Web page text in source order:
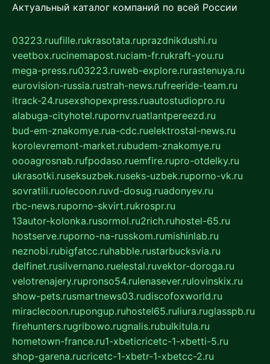
Актуальный каталог компаний по всей России
03223.ruufille.rukrasotata.ruprazdnikdushi.ru
veetbox.rucinemapost.ruciam-fr.rukraft-you.ru
mega-press.ru03223.ruweb-explore.rurastenuya.ru
eurovision-russia.rustrah-news.rufreeride-team.ru
itrack-24.rusexshopexpress.ruautostudiopro.ru
alabuga-cityhotel.rupornv.ruatlantpereezd.ru
bud-em-znakomye.rua-cdc.ruelektrostal-news.ru
korolevremont-market.rubudem-znakomye.ru
oooagrosnab.rufpodaso.ruemfire.rupro-otdelky.ru
ukrasotki.ruseksuzbek.ruseks-uzbek.ruporno-vk.ru
sovratili.ruolecoon.ruvd-dosug.ruadonyev.ru
rbc-news.ruporno-skvirt.rukrospr.ru
13autor-kolonka.rusormol.ru2rich.ruhostel-65.ru
hostserve.ruporno-na-russkom.rumishinlab.ru
neznobi.rubigfatcc.ruhabble.rustarbucksvia.ru
delfinet.rusilvernano.ruelestal.ruvektor-doroga.ru
velotrenajery.rupronso54.rulenasever.rulovinskix.ru
show-pets.rusmartnews03.rudiscofoxworld.ru
miraclecoon.rupongup.ruhostel65.ruliura.ruglasspb.ru
firehunters.rugribowo.rugnalis.rubulkitula.ru
hometown-france.ru1-xbeticricetc-1-xbetti-5.ru
shop-garena.rucricetc-1-xbetr-1-xbetcc-2.ru